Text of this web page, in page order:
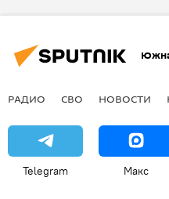
РАДИО СВО НОВОСТИ
Telegram Макс